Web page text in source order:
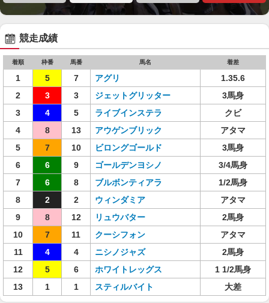
競走成績
着順 枠番 馬番 馬名 着差
1 5 7 アグリ
1.35.6
2
3 3 ジェットグリッター
3馬身
3
4 5 ライブインステラ
クビ
4
8 13 アウゲンブリック
アタマ
5
7 10 ビロングゴールド
3馬身
6
6 9 ゴールデンヨシノ
3/4馬身
7
6 8 ブルボンティアラ
1/2馬身
8
2 2 ウィンダミア
アタマ
9
8 12 リュウバター
2馬身
10
7 11 クーシフォン
アタマ
11
4 4 ニシノジャズ
2馬身
12
5 6 ホワイトレッグス
1 1/2馬身
13
1 1 スティルバイト 大差